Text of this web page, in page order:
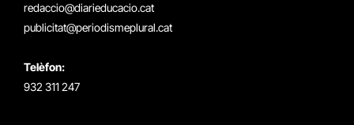
redaccio@diarieducacio.cat
publicitat@periodismeplural.cat
Telèfon:
932 311 247